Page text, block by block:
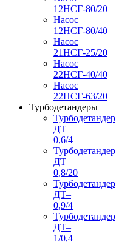
12НСГ-80/20
Насос
12НСГ-80/40
Насос
21НСГ-25/20
Насос
22НСГ-40/40
Насос
22НСГ-63/20
Турбодетандеры
Турбодетандер
ДТ–
0,6/4
Турбодетандер
ДТ–
0,8/20
Турбодетандер
ДТ–
0,9/4
Турбодетандер
ДТ–
1/0,4